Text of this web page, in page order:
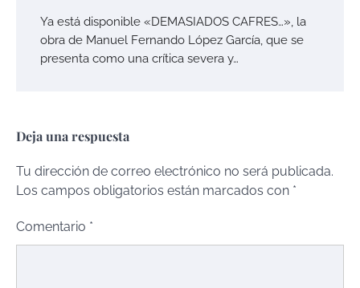
Ya está disponible «DEMASIADOS CAFRES…», la
obra de Manuel Fernando López García, que se
presenta como una crítica severa y…
Deja una respuesta
Tu dirección de correo electrónico no será publicada.
Los campos obligatorios están marcados con *
Comentario *